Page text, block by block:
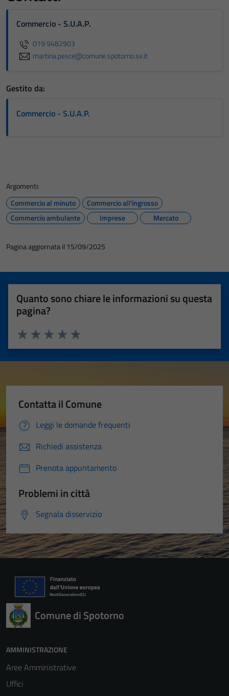
Commercio - S.U.A.P.
019 9482903
martina.pesce@comune.spotorno.sv.it
Gestito da:
Commercio - S.U.A.P.
Argomenti:
Commercio al minuto
Commercio all'ingrosso
Commercio ambulante
Imprese Mercato
Pagina aggiornata il 15/09/2025
Quanto sono chiare le informazioni su questa
pagina?
Valuta 5 stelle su 5
Valuta 4 stelle su 5
Valuta 3 stelle su 5
Valuta 2 stelle su 5
Valuta 1 stelle su 5
Contatta il Comune
Leggi le domande frequenti
Richiedi assistenza
Prenota appuntamento
Problemi in città
Segnala disservizio
Comune di Spotorno
AMMINISTRAZIONE
Aree Amministrative
Uffici